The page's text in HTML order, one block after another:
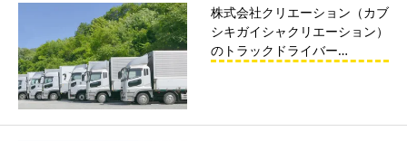
株式会社クリエーション（カブ
シキガイシャクリエーション）
のトラックドライバー…